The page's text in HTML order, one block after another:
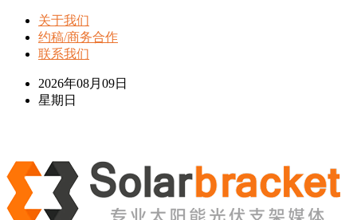
关于我们
约稿/商务合作
联系我们
2026年08月09日
星期日